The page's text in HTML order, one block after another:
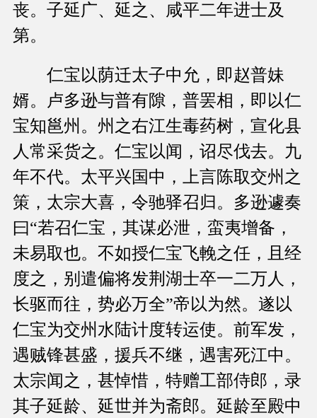
丧。子延广、延之、咸平二年进士及
第。
仁宝以荫迁太子中允，即赵普妹
婿。卢多逊与普有隙，普罢相，即以仁
宝知邕州。州之右江生毒药树，宣化县
人常采货之。仁宝以闻，诏尽伐去。九
年不代。太平兴国中，上言陈取交州之
策，太宗大喜，令驰驿召归。多逊遽奏
曰“若召仁宝，其谋必泄，蛮夷增备，
未易取也。不如授仁宝飞輓之任，且经
度之，别遣偏将发荆湖士卒一二万人，
长驱而往，势必万全”帝以为然。遂以
仁宝为交州水陆计度转运使。前军发，
遇贼锋甚盛，援兵不继，遇害死江中。
太宗闻之，甚悼惜，特赠工部侍郎，录
其子延龄、延世并为斋郎。延龄至殿中